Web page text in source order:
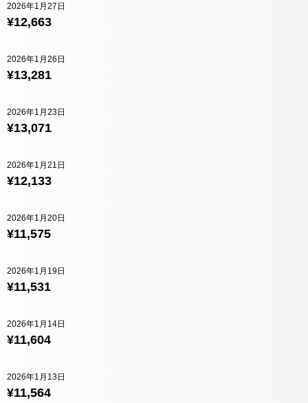
¥12,663
2026年1月27日
¥13,281
2026年1月26日
¥13,071
2026年1月23日
¥12,133
2026年1月21日
¥11,575
2026年1月20日
¥11,531
2026年1月19日
¥11,604
2026年1月14日
¥11,564
2026年1月13日